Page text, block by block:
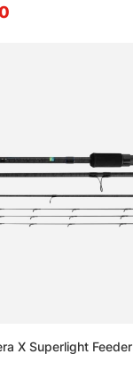
X Superlight Feeder